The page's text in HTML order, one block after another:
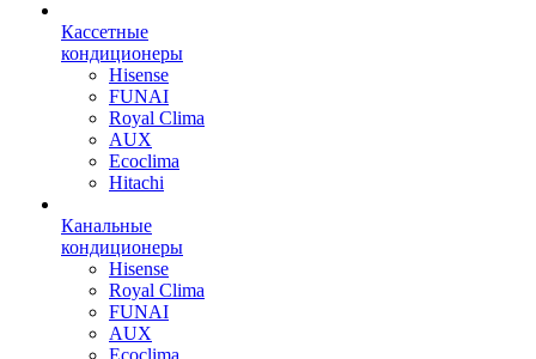
Кассетные
кондиционеры
Hisense
FUNAI
Royal Clima
AUX
Ecoclima
Hitachi
Канальные
кондиционеры
Hisense
Royal Clima
FUNAI
AUX
Ecoclima